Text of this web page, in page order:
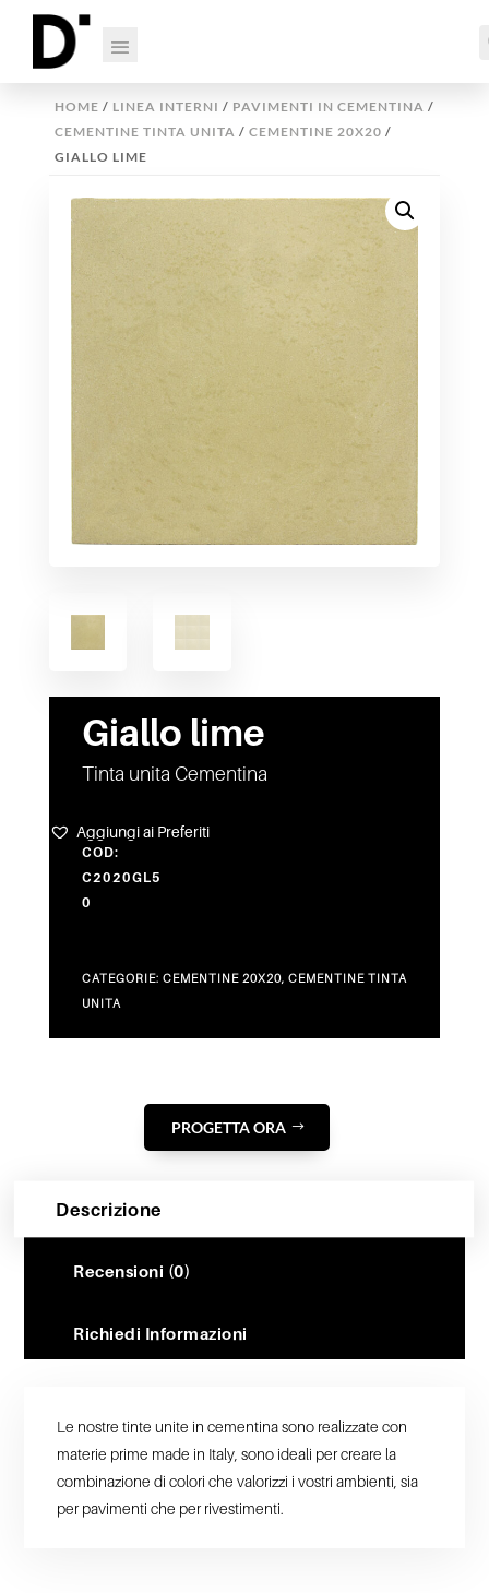
HOME / LINEA INTERNI / PAVIMENTI IN CEMENTINA /
CEMENTINE TINTA UNITA / CEMENTINE 20X20 /
GIALLO LIME
Giallo lime
Tinta unita Cementina
Aggiungi ai Preferiti
COD:
C2020GL5
0
CATEGORIE: CEMENTINE 20X20, CEMENTINE TINTA
UNITA
PROGETTA ORA
Descrizione
Recensioni (0)
Richiedi Informazioni
Le nostre tinte unite in cementina sono realizzate con
materie prime made in Italy, sono ideali per creare la
combinazione di colori che valorizzi i vostri ambienti, sia
per pavimenti che per rivestimenti.